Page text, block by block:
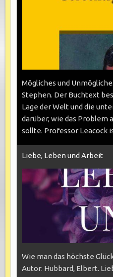
Mögliches und
Stephen. Der Buchtext
Lage der Welt und die
darüber, wie das Problem
sollte. Professor Leacock
Liebe, Leben und Arbeit
Wie man das höchste
Autor: Hubbard, Elbert.